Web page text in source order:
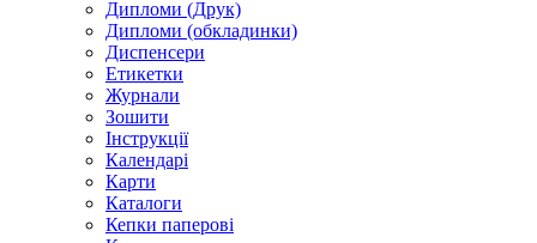
Дипломи (Друк)
Дипломи (обкладинки)
Диспенсери
Етикетки
Журнали
Зошити
Інструкції
Календарі
Карти
Каталоги
Кепки паперові